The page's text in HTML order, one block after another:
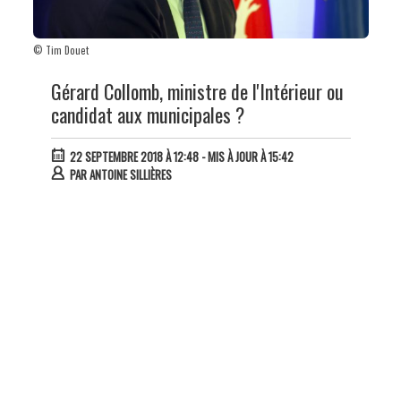
© Tim Douet
Gérard Collomb, ministre de l'Intérieur ou
candidat aux municipales ?
22 SEPTEMBRE 2018 À 12:48- MIS À JOUR À 15:42
PARANTOINE SILLIÈRES